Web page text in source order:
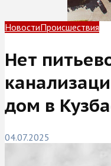
НовостиПроисшествия
Нет
дом в
04.07.2025